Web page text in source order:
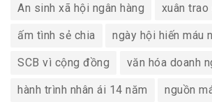
An sinh xã hội ngân hàng xuân
ấm tình sẻ chia ngày hội hiến máu
SCB vì cộng đồng văn hóa doanh
hành trình nhân ái 14 năm nguồn